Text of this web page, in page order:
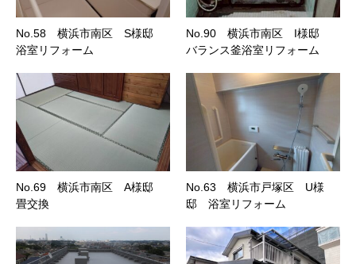
No.58 横浜市南区 S様邸
浴室リフォーム
No.90 横浜市南区 I様邸
バランス釜浴室リフォーム
No.69 横浜市南区 A様邸
畳交換
No.63 横浜市戸塚区 U様
邸 浴室リフォーム